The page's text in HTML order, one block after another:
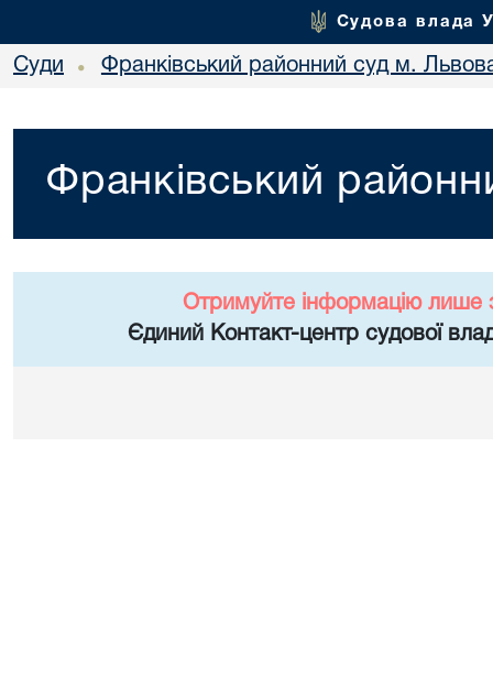
Судова влада
Суди • Франківський районний суд м.
Франківський
Отримуйте інформацію лише
Єдиний Контакт-центр судової